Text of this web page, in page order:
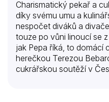
Charismatický pekař a
díky svému umu a
nespočet diváků a
touze po vůni linoucí se
jak Pepa říká, to domácí
herečkou Terezou
cukrářskou soutěží v